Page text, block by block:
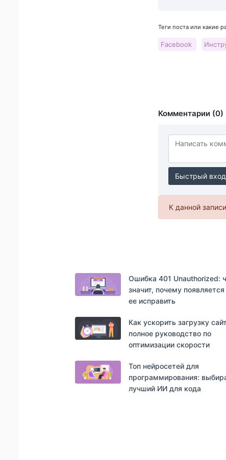
Теги поста или какие
Facebook
Комментарии (0)
Быстрый
К данной
Ошибка 401 Unauthorized:
значит, почему
ее исправить
Как ускорить загрузку
полное руководство по
оптимизации скорости
Топ нейросетей для
программирования:
лучший ИИ для кода